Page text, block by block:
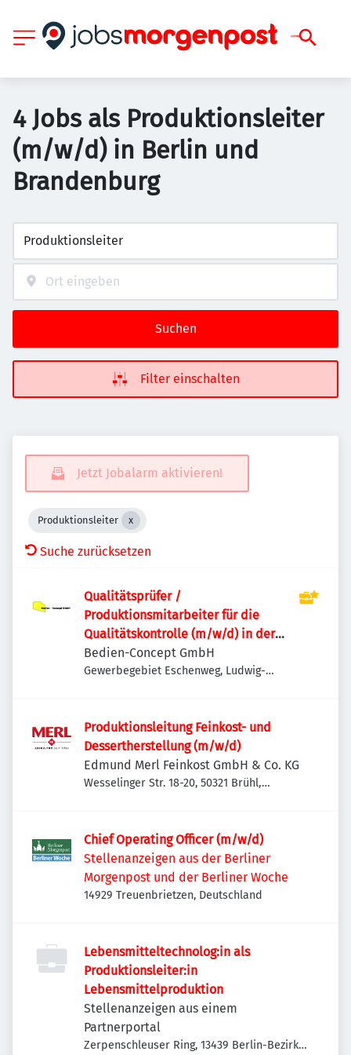
4 Jobs als Produktionsleiter
(m/w/d) in Berlin und
Brandenburg
Suchen
Filter einschalten
Jetzt Jobalarm aktivieren!
Produktionsleiter
Suche zurücksetzen
Qualitätsprüfer /
Produktionsmitarbeiter für die
Qualitätskontrolle (m/w/d) in der
Lebensmittelverpackung
Bedien-Concept GmbH
Gewerbegebiet Eschenweg, Ludwig-
Produktionsleitung Feinkost- und
Dessertherstellung (m/w/d)
Edmund Merl Feinkost GmbH & Co. KG
Wesselinger Str. 18-20, 50321 Brühl,
Chief Operating Officer (m/w/d)
Stellenanzeigen aus der Berliner
Morgenpost und der Berliner Woche
14929 Treuenbrietzen, Deutschland
Lebensmitteltechnolog:in als
Produktionsleiter:in
Lebensmittelproduktion
Stellenanzeigen aus einem
Partnerportal
Zerpenschleuser Ring, 13439 Berlin-Bezirk